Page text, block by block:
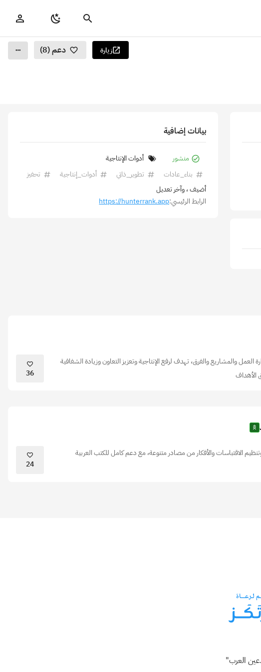
زيارة دعم (8)
بيانات إضافية
منشور
أدوات الإنتاجية
بناء_عادات
تطوير_ذاتي أدوات_إنتاجية
تحفيز
أضيف، وآخر تعديل
الرابط الرئيسي:https://hunterrank.app
العمل والمشاريع والفرق، تهدف لرفع الإنتاجية وتعزيز التعاون وزيادة الشفافية
الأهداف
36
الاقتباسات والأفكار من مصادر متنوعة، مع دعم كامل للكتب العربية
24
العرب"